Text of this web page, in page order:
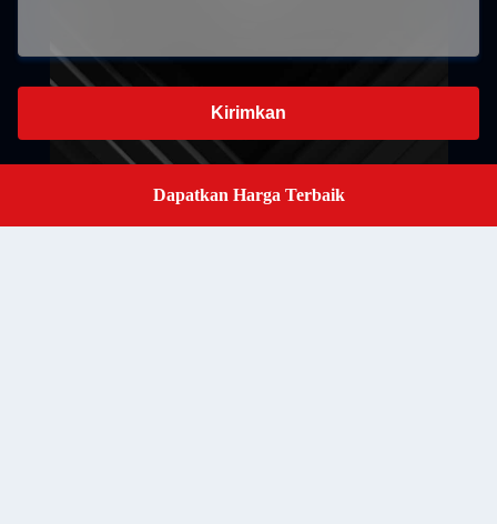
Dapatkan Harga Terbaik
Kirimkan
Get a Quote